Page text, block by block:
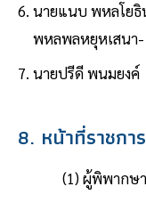
นายแนบ พหลโย
พหลพลหยุหเสนา
นายปรีดี พนมยงค์
8. หน้าที่ราชก
(1) ผู้พิพากษ